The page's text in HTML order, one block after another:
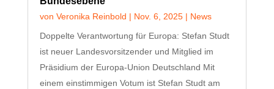
von Veronika Reinbold | Nov. 6, 2025| News
Doppelte Verantwortung für Europa: Stefan Studt
ist neuer Landesvorsitzender und Mitglied im
Präsidium der Europa-Union Deutschland Mit
einem einstimmigen Votum ist Stefan Studt am